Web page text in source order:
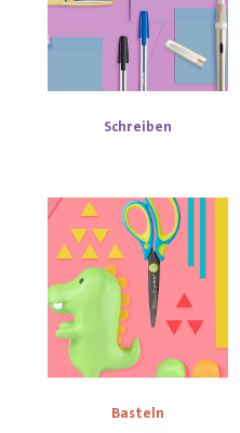
Schreiben
Basteln